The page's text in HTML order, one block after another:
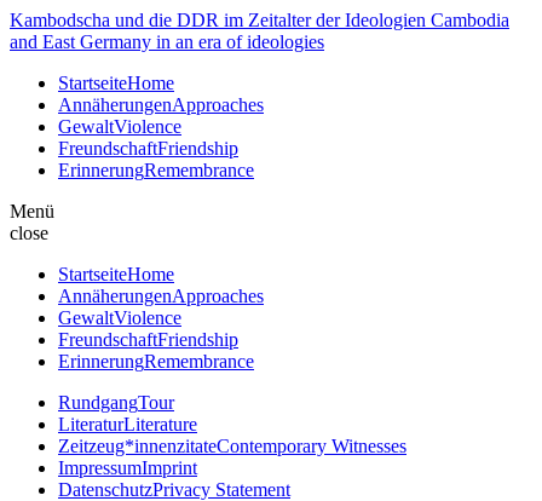
Kambodscha und die DDR im Zeitalter der Ideologien Cambodia
and East Germany in an era of ideologies
StartseiteHome
AnnäherungenApproaches
GewaltViolence
FreundschaftFriendship
ErinnerungRemembrance
Menü
close
StartseiteHome
AnnäherungenApproaches
GewaltViolence
FreundschaftFriendship
ErinnerungRemembrance
RundgangTour
LiteraturLiterature
Zeitzeug*innenzitateContemporary Witnesses
ImpressumImprint
DatenschutzPrivacy Statement